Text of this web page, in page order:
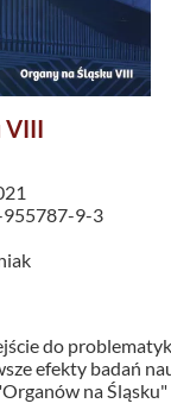
VIII
955787-9-3
do
efekty badań
na Śląsku"